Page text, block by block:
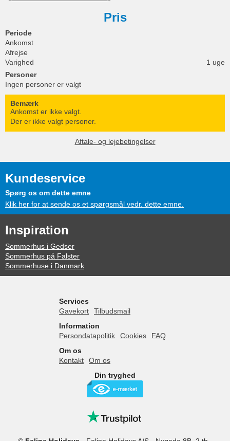
Pris
Periode
Ankomst
Afrejse
Varighed
1 uge
Personer
Ingen personer er valgt
Bemærk
Ankomst er ikke valgt.
Der er ikke valgt personer.
Aftale- og lejebetingelser
Kundeservice
Spørg os om dette emne
Klik her for at sende os et spørgsmål vedr. dette emne.
Inspiration
Sommerhus i Gedser
Sommerhus på Falster
Sommerhuse i Danmark
Services
Gavekort
Tilbudsmail
Information
Persondatapolitik
Cookies
FAQ
Om os
Kontakt
Om os
Din tryghed